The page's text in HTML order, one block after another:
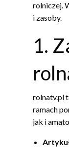
rolniczej.
i zasoby.
1.
rolnatv.pl
ramach
jak i